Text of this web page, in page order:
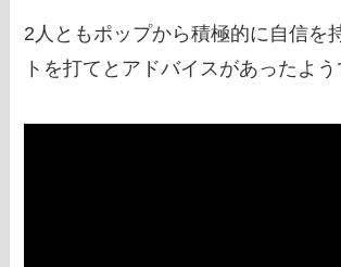
2人ともポップから積極的に自信を
トを打てとアドバイスがあったよう